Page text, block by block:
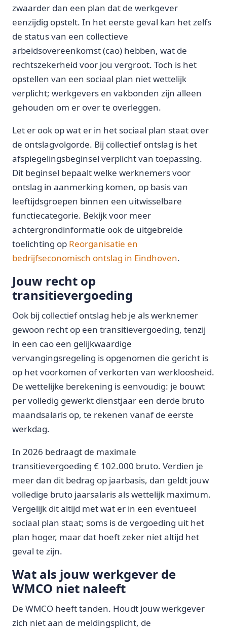
zwaarder dan een plan dat de werkgever
eenzijdig opstelt. In het eerste geval kan het zelfs
de status van een collectieve
arbeidsovereenkomst (cao) hebben, wat de
rechtszekerheid voor jou vergroot. Toch is het
opstellen van een sociaal plan niet wettelijk
verplicht; werkgevers en vakbonden zijn alleen
gehouden om er over te overleggen.
Let er ook op wat er in het sociaal plan staat over
de ontslagvolgorde. Bij collectief ontslag is het
afspiegelingsbeginsel verplicht van toepassing.
Dit beginsel bepaalt welke werknemers voor
ontslag in aanmerking komen, op basis van
leeftijdsgroepen binnen een uitwisselbare
functiecategorie. Bekijk voor meer
achtergrondinformatie ook de uitgebreide
toelichting op Reorganisatie en
bedrijfseconomisch ontslag in Eindhoven.
Jouw recht op
transitievergoeding
Ook bij collectief ontslag heb je als werknemer
gewoon recht op een transitievergoeding, tenzij
in een cao een gelijkwaardige
vervangingsregeling is opgenomen die gericht is
op het voorkomen of verkorten van werkloosheid.
De wettelijke berekening is eenvoudig: je bouwt
per volledig gewerkt dienstjaar een derde bruto
maandsalaris op, te rekenen vanaf de eerste
werkdag.
In 2026 bedraagt de maximale
transitievergoeding € 102.000 bruto. Verdien je
meer dan dit bedrag op jaarbasis, dan geldt jouw
volledige bruto jaarsalaris als wettelijk maximum.
Vergelijk dit altijd met wat er in een eventueel
sociaal plan staat; soms is de vergoeding uit het
plan hoger, maar dat hoeft zeker niet altijd het
geval te zijn.
Wat als jouw werkgever de
WMCO niet naleeft
De WMCO heeft tanden. Houdt jouw werkgever
zich niet aan de meldingsplicht, de